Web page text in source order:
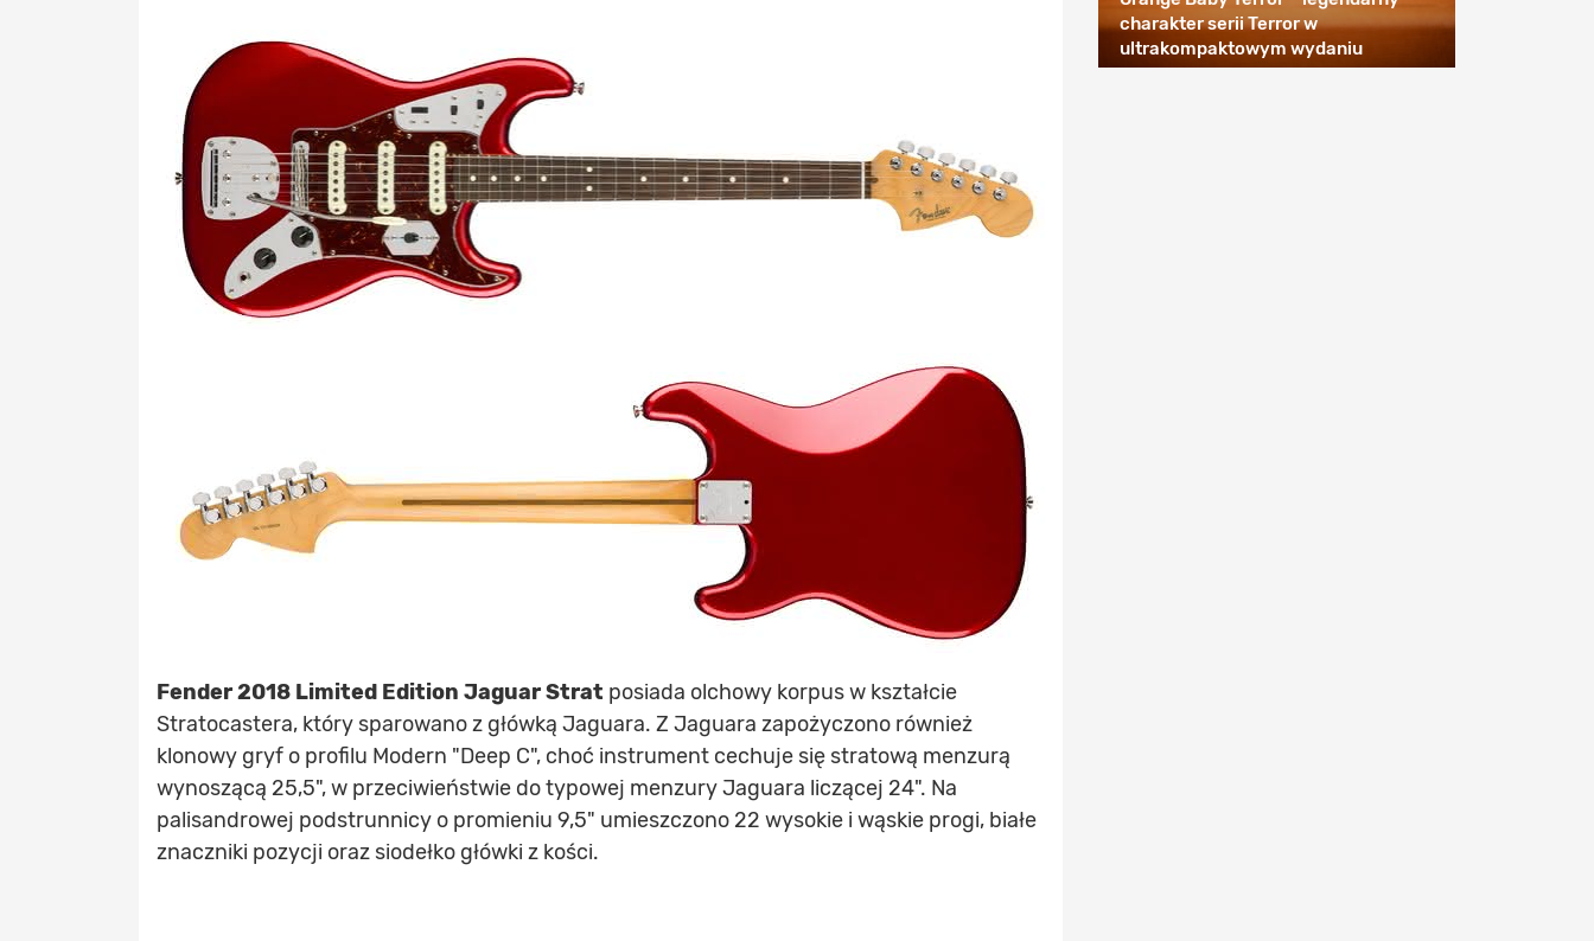
Fender 2018 Limited Edition Jaguar Strat posiada olchowy korpus w kształcie
Stratocastera, który sparowano z główką Jaguara. Z Jaguara zapożyczono również
klonowy gryf o profilu Modern "Deep C", choć instrument cechuje się stratową menzurą
wynoszącą 25,5", w przeciwieństwie do typowej menzury Jaguara liczącej 24". Na
palisandrowej podstrunnicy o promieniu 9,5" umieszczono 22 wysokie i wąskie progi, białe
znaczniki pozycji oraz siodełko główki z kości.
charakter serii Terror w
ultrakompaktowym wydaniu